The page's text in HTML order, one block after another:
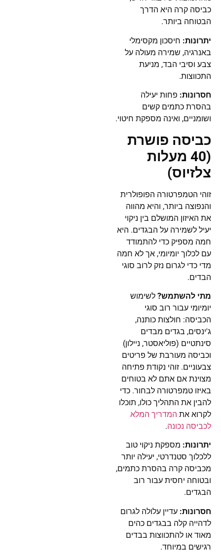
כביסה קרה היא הדרך
הבטוחה ביותר.
יתרונות: חיסכון מקסימלי
באנרגיה, שמירה מעולה על
צבע וסיבי הבד, מניעת
התכווצות.
חסרונות: פחות יעילה
בהסרת כתמים קשים
ושומניים, ואינה מספקת חיטוי.
כביסה פושרת
(40 מעלות
צלזיוס)
זוהי הטמפרטורה הפופולרית
והנפוצה ביותר, והיא מהווה
את האיזון המושלם בין ניקוי
יעיל לשמירה על הבגדים. היא
חמה מספיק כדי להתמודד
עם לכלוך יומיומי, אך לא חמה
מדי כדי לגרום נזק לרוב סוגי
הבדים.
מתי להשתמש? לשימוש
יומיומי עבור רוב סוגי
הכביסה: חולצות כותנה,
ג'ינסים, בגדים מבדים
סינתטיים (פוליאסטר, ניילון)
וכביסה מעורבת של פריטים
צבעוניים. זוהי נקודת פתיחה
מצוינת אם אתם לא בטוחים
באיזו טמפרטורה לבחור. כדי
להבין את התהליך כולו, תוכלו
לקרוא את המדריך המלא
לכביסה נכונה.
יתרונות: מספקת ניקוי טוב
ללכלוך סטנדרטי, יעילה יותר
מכביסה קרה בהסרת כתמים,
ובטוחה יחסית עבור רוב
הבגדים.
חסרונות: עדיין עלולה לגרום
לדהייה קלה בבגדים כהים
מאוד או להתכווצות בבדים
רגישים במיוחד.